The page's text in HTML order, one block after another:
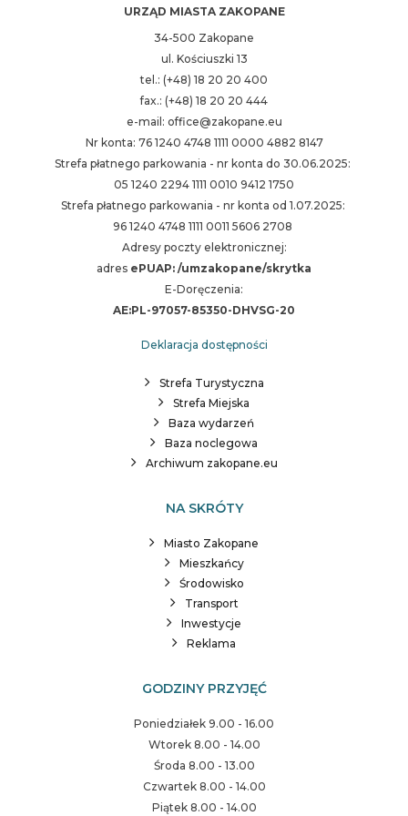
URZĄD MIASTA ZAKOPANE
34-500 Zakopane
ul. Kościuszki 13
tel.: (+48) 18 20 20 400
fax.: (+48) 18 20 20 444
e-mail: office@zakopane.eu
Nr konta: 76 1240 4748 1111 0000 4882 8147
Strefa płatnego parkowania - nr konta do 30.06.2025:
05 1240 2294 1111 0010 9412 1750
Strefa płatnego parkowania - nr konta od 1.07.2025:
96 1240 4748 1111 0011 5606 2708
Adresy poczty elektronicznej:
adres ePUAP: /umzakopane/skrytka
E-Doręczenia:
AE:PL-97057-85350-DHVSG-20
Deklaracja dostępności
Strefa Turystyczna
Strefa Miejska
Baza wydarzeń
Baza noclegowa
Archiwum zakopane.eu
NA SKRÓTY
Miasto Zakopane
Mieszkańcy
Środowisko
Transport
Inwestycje
Reklama
GODZINY PRZYJĘĆ
Poniedziałek 9.00 - 16.00
Wtorek 8.00 - 14.00
Środa 8.00 - 13.00
Czwartek 8.00 - 14.00
Piątek 8.00 - 14.00